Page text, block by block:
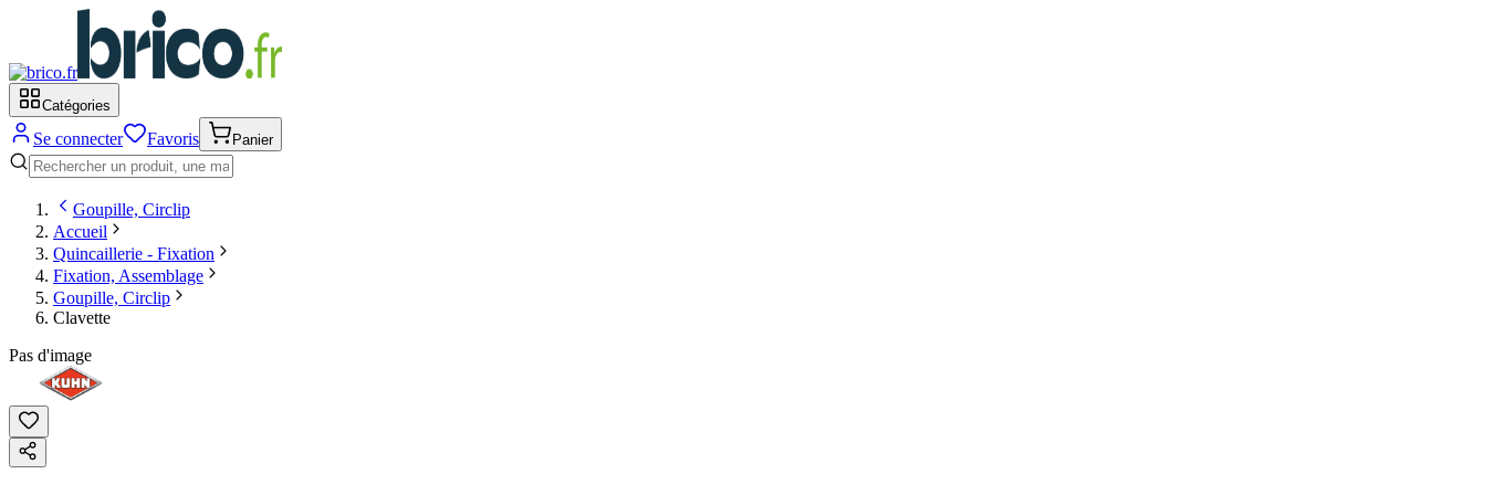
Catégories
Se connecter Favoris Panier
Goupille, Circlip
Accueil
Quincaillerie - Fixation
Fixation, Assemblage
Goupille, Circlip
Clavette
Pas d'image